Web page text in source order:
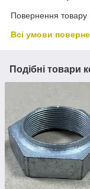
Повернення товару
Всі умови
Подібні товари